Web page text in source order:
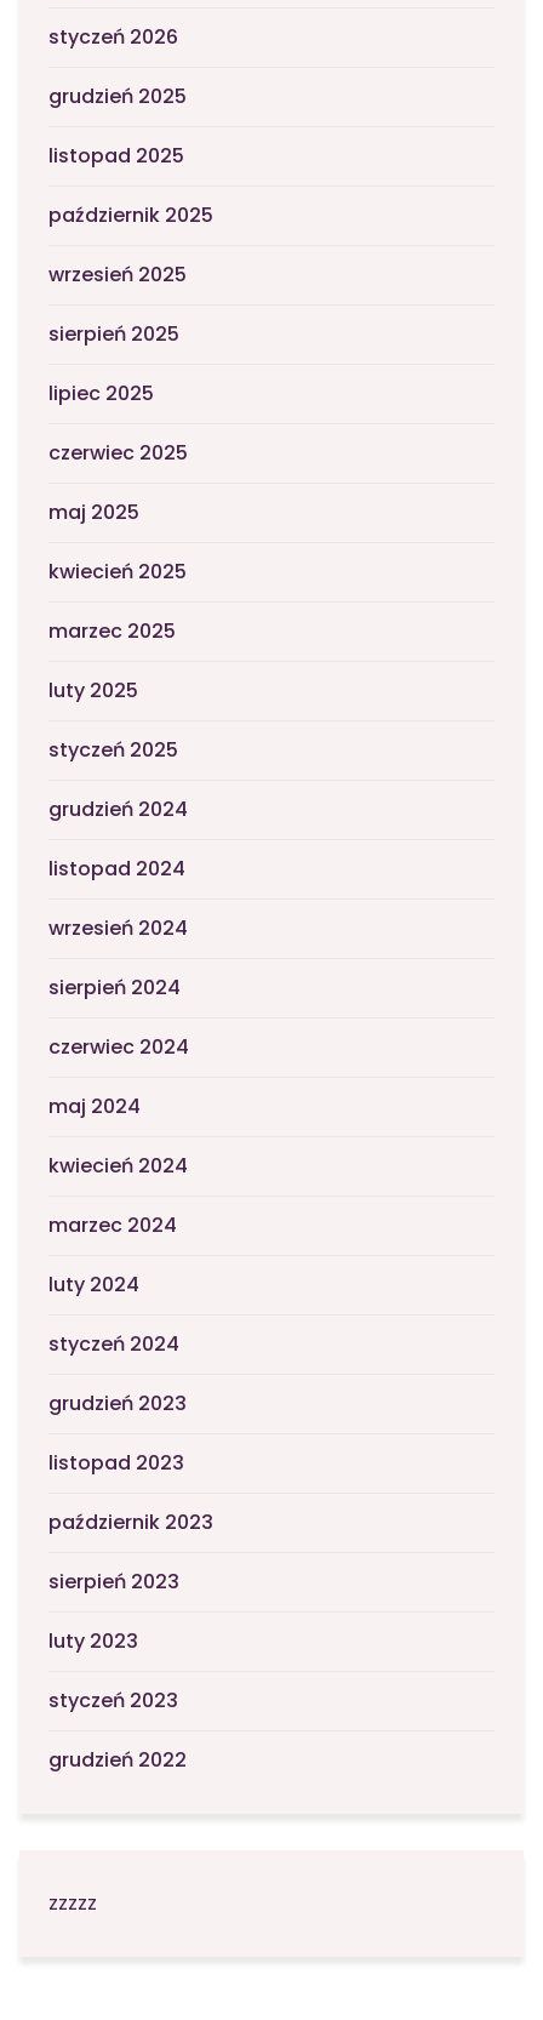
styczeń 2026
grudzień 2025
listopad 2025
październik 2025
wrzesień 2025
sierpień 2025
lipiec 2025
czerwiec 2025
maj 2025
kwiecień 2025
marzec 2025
luty 2025
styczeń 2025
grudzień 2024
listopad 2024
wrzesień 2024
sierpień 2024
czerwiec 2024
maj 2024
kwiecień 2024
marzec 2024
luty 2024
styczeń 2024
grudzień 2023
listopad 2023
październik 2023
sierpień 2023
luty 2023
styczeń 2023
grudzień 2022
zzzzz